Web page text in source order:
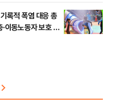
록적 폭염 대응 총
이동노동자 보호 강